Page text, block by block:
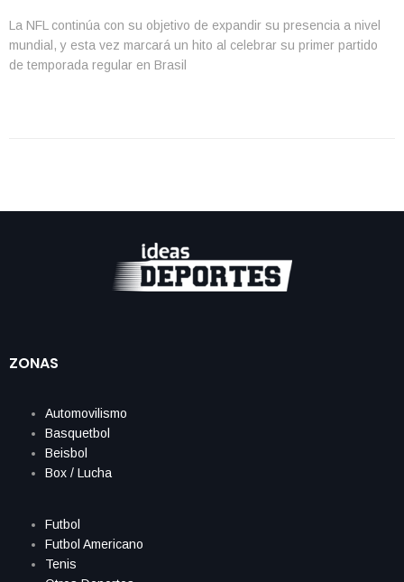
La NFL continúa con su objetivo de expandir su presencia a nivel
mundial, y esta vez marcará un hito al celebrar su primer partido
de temporada regular en Brasil
ZONAS
Automovilismo
Basquetbol
Beisbol
Box / Lucha
Futbol
Futbol Americano
Tenis